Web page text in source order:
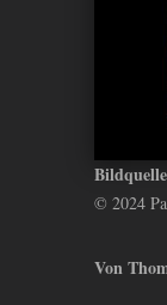
© 2024
Von